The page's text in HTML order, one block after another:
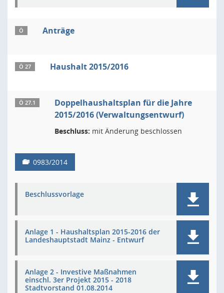
Ö Anträge
Ö 27 Haushalt 2015/2016
Ö 27.1
Doppelhaushaltsplan für die Jahre
2015/2016 (Verwaltungsentwurf)
Beschluss: mit Änderung beschlossen
0983/2014
Beschlussvorlage
Anlage 1 - Haushaltsplan 2015-2016 der
Landeshauptstadt Mainz - Entwurf
Anlage 2 - Investive Maßnahmen
einschl. 3er Projekt 2015 - 2018
Stadtvorstand 01.08.2014